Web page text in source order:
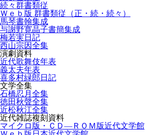
続々群書類従
Ｗｅｂ版 群書類従（正・続・続々）
馬琴書翰集成
与謝野寛晶子書簡集成
梅若実日記
西山宗因全集
演劇資料
近代歌舞伎年表
義太夫年表
喜多村緑郎日記
文学全集
石橋忍月全集
徳田秋聲全集
近松秋江全集
近代雑誌複刻資料
マイクロ版・ＣＤ―ＲＯＭ版近代文学館